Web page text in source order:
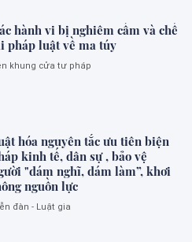
hành vi bị nghiêm cấm và chế
pháp luật về ma túy
khung cửa tư pháp
hóa nguyên tắc ưu tiên biện
kinh tế, dân sự , bảo vệ
"dám nghĩ, dám làm”, khơi
nguồn lực
đàn - Luật gia